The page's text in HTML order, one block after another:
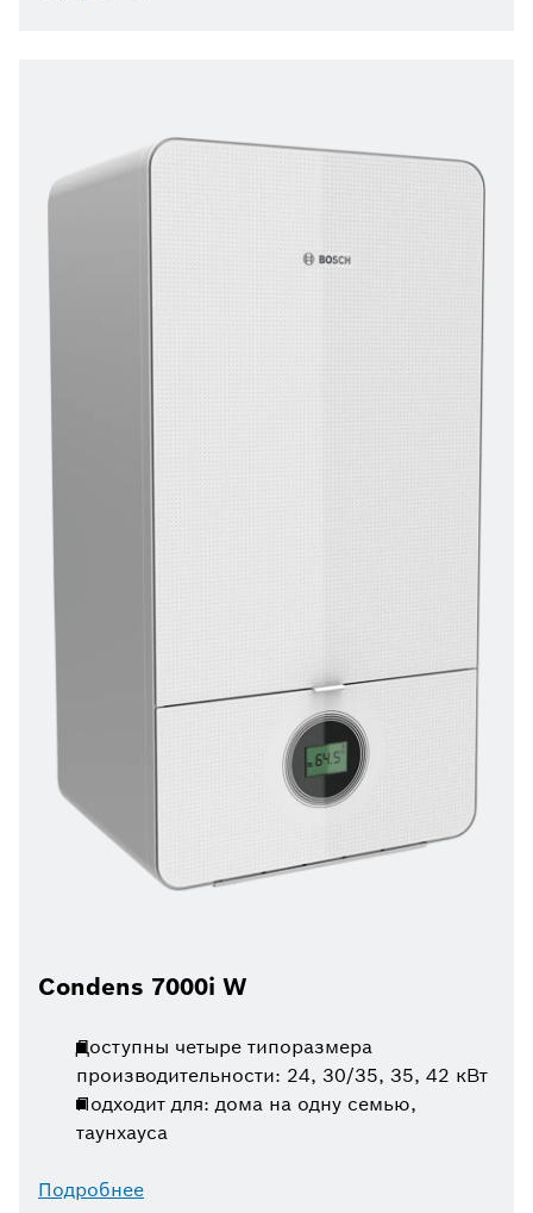
Condens 7000i W
Доступны четыре типоразмера
производительности: 24, 30/35, 35, 42 кВт
Подходит для: дома на одну семью,
таунхауса
Подробнее